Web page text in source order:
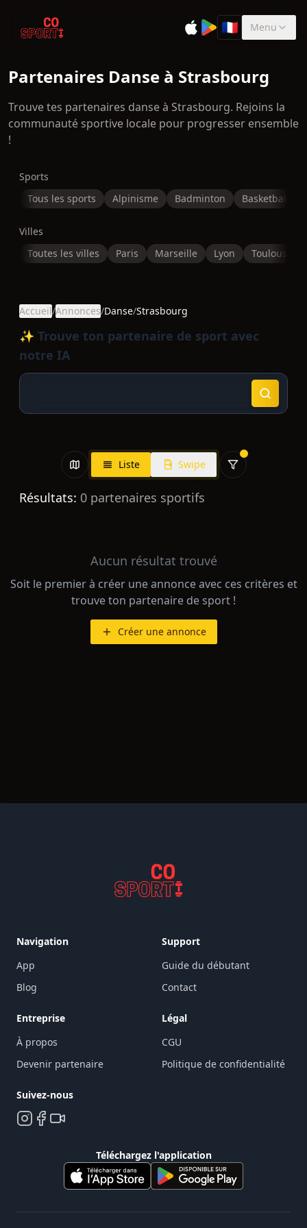
🇫🇷Sélectionner la
Menu
Partenaires Danse à Strasbourg
Trouve tes partenaires danse à Strasbourg. Rejoins la
communauté sportive locale pour progresser ensemble
!
Sports
Tous les sports
Alpinisme Badminton Basketball
Villes
Toutes les villes
Paris Marseille Lyon Toulouse
Accueil/Annonces/Danse/Strasbourg
✨ Trouve ton partenaire de sport avec
notre IA
Liste Swipe
Résultats: 0 partenaires sportifs
Aucun résultat trouvé
Soit le premier à créer une annonce avec ces critères et
trouve ton partenaire de sport !
Créer une annonce
Navigation
App
Blog
Support
Guide du débutant
Contact
Entreprise
À propos
Devenir partenaire
Légal
CGU
Politique de confidentialité
Suivez-nous
Téléchargez l'application